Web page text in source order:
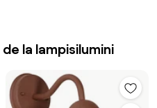
la lampisilumini